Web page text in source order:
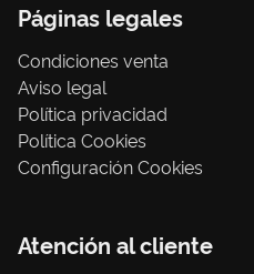
Páginas legales
Condiciones venta
Aviso legal
Política privacidad
Política Cookies
Configuración Cookies
Atención al cliente